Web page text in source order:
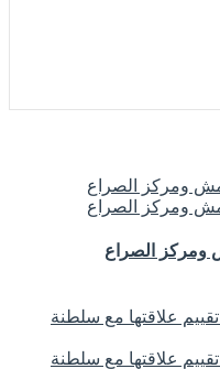
ومركز الصراع